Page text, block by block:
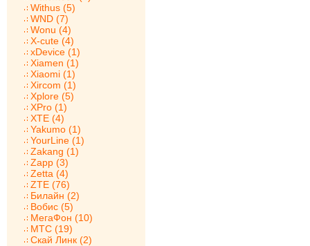
Withus (5)
WND (7)
Wonu (4)
X-cute (4)
xDevice (1)
Xiamen (1)
Xiaomi (1)
Xircom (1)
Xplore (5)
XPro (1)
XTE (4)
Yakumo (1)
YourLine (1)
Zakang (1)
Zapp (3)
Zetta (4)
ZTE (76)
Билайн (2)
Вобис (5)
МегаФон (10)
МТС (19)
Скай Линк (2)